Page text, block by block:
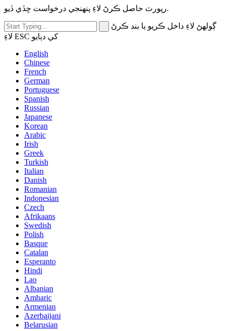
رپورٽ حاصل ڪرڻ لاءِ پنھنجي درخواست ڇڏي ڏيو.
ڳولهڻ لاءِ داخل ڪريو يا بند ڪرڻ
لاءِ ESC کي دٻايو
English
Chinese
French
German
Portuguese
Spanish
Russian
Japanese
Korean
Arabic
Irish
Greek
Turkish
Italian
Danish
Romanian
Indonesian
Czech
Afrikaans
Swedish
Polish
Basque
Catalan
Esperanto
Hindi
Lao
Albanian
Amharic
Armenian
Azerbaijani
Belarusian